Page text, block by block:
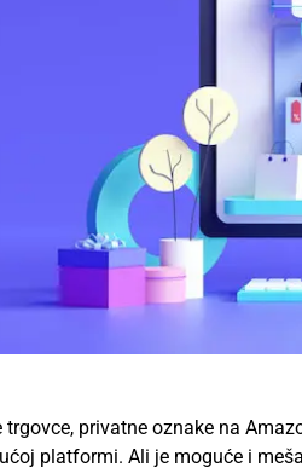
trgovce, privatne oznake na
platformi. Ali je moguće i